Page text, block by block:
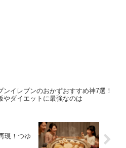
ンイレブンのおかずおすすめ神7選！
やダイエットに最強なのは
現！つゆ